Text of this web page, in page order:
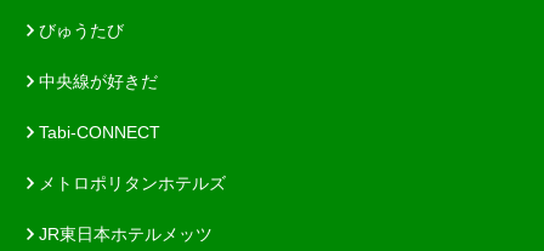
びゅうたび
中央線が好きだ
Tabi-CONNECT
メトロポリタンホテルズ
JR東日本ホテルメッツ